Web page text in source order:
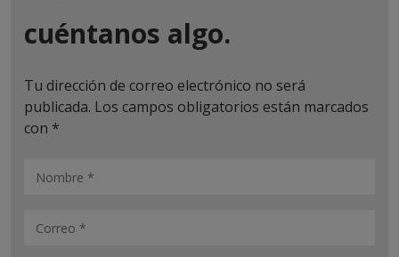
cuéntanos algo.
Tu dirección de correo electrónico no será
publicada. Los campos obligatorios están marcados
con *